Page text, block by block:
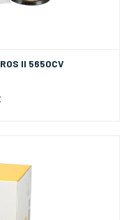
II 5650CV